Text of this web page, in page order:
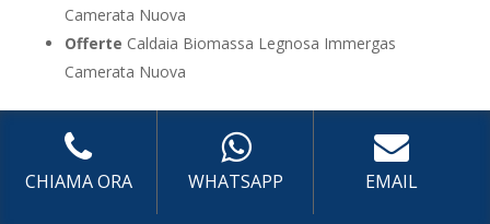
Camerata Nuova
Offerte Caldaia Biomassa Legnosa Immergas
Camerata Nuova
UTILIZZA IL FORM PER RICHIEDERE ASSISTENZA PER
LA TUA CALDAIA
Assistenza Caldaia Zeolite
CHIAMA ORA WHATSAPP EMAIL